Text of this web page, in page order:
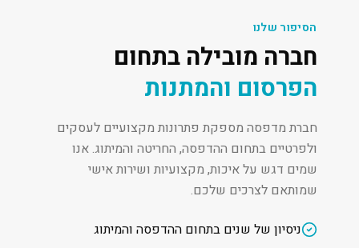
הסיפור שלנו
חברה מובילה בתחום
הפרסום והמתנות
חברת מדפסה מספקת פתרונות מקצועיים לעסקים
ולפרטיים בתחום ההדפסה, החריטה והמיתוג. אנו
שמים דגש על איכות, מקצועיות ושירות אישי
שמותאם לצרכים שלכם.
ניסיון של שנים בתחום ההדפסה והמיתוג